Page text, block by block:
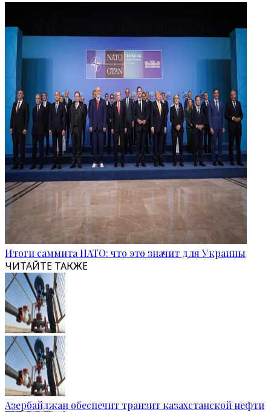
Итоги саммита НАТО: что это значит для Украины
ЧИТАЙТЕ ТАКЖЕ
Азербайджан обеспечит транзит казахстанской нефти